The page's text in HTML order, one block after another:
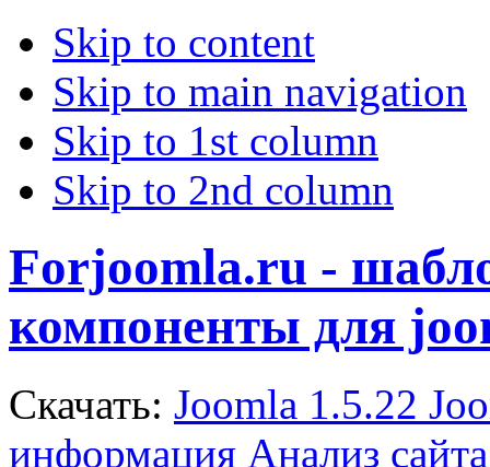
Skip to content
Skip to main navigation
Skip to 1st column
Skip to 2nd column
Forjoomla.ru -
компоненты для
Скачать: Joomla 1.5.22
информация Анализ сайта